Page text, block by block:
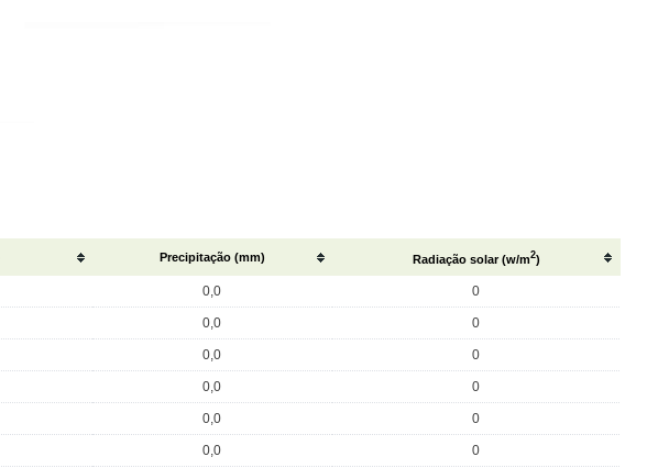
Precipitação (mm) Radiação solar (w/m2)
0,0 0
0,0 0
0,0 0
0,0 0
0,0 0
0,0 0